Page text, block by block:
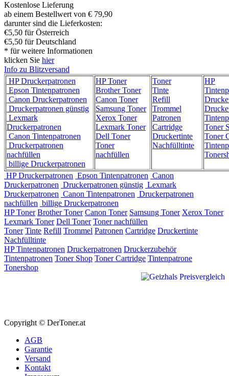
Kostenlose Lieferung
ab einem Bestellwert von € 79,90
darunter sind die Lieferkosten:
€5,50 für Österreich
€5,50 für Deutschland
* für weitere Informationen
klicken Sie hier
Info zu Blitzversand
HP Druckerpatronen
Epson Tintenpatronen
Canon Druckerpatronen
Druckerpatronen günstig
Lexmark
Druckerpatronen
Canon Tintenpatronen
Druckerpatronen
nachfüllen
billige Druckerpatronen
HP Toner
Brother Toner
Canon Toner
Samsung Toner
Xerox Toner
Lexmark Toner
Dell Toner
Toner
nachfüllen
Toner
Tinte
Refill
Trommel
Patronen
Cartridge
Druckertinte
Nachfülltinte
HP
Toner
Toner
HP Druckerpatronen Epson Tintenpatronen Canon
Druckerpatronen Druckerpatronen günstig Lexmark
Druckerpatronen Canon Tintenpatronen Druckerpatronen
nachfüllen billige Druckerpatronen
HP Toner Brother Toner Canon Toner Samsung Toner Xerox Toner
Lexmark Toner Dell Toner Toner nachfüllen
Toner Tinte Refill Trommel Patronen Cartridge Druckertinte
Nachfülltinte
HP Tintenpatronen Druckerpatronen Druckerzubehör
Tintenpatronen Toner Shop Toner Cartridge Tintenpatrone
Tonershop
Copyright © DerToner.at
AGB
Garantie
Versand
Kontakt